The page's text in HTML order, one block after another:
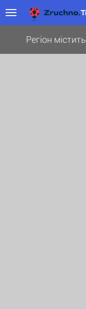
Регіон містить